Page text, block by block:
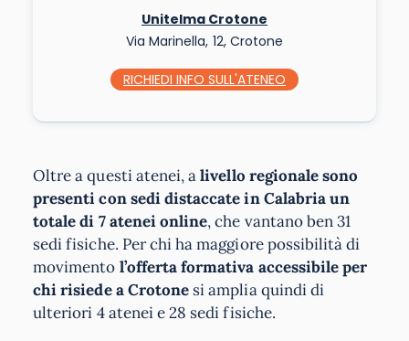
Unitelma Crotone
Via Marinella, 12, Crotone
RICHIEDI INFO SULL'ATENEO
Oltre a questi atenei, alivello regionale sono
presenti con sedi distaccate in Calabria un
totale di 7 atenei online, che vantano ben 31
sedi fisiche. Per chi ha maggiore possibilità di
movimento l’offerta formativa accessibile per
chi risiede a Crotone si amplia quindi di
ulteriori 4 atenei e 28 sedi fisiche.